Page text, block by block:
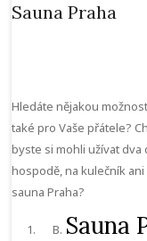
Sauna Praha
Hledáte nějakou
také pro Vaše přátele?
byste si mohli užívat
hospodě, na kulečník
sauna Praha?
Sauna